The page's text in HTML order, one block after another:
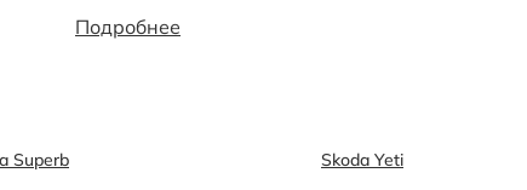
Подробнее
Superb Skoda Yeti